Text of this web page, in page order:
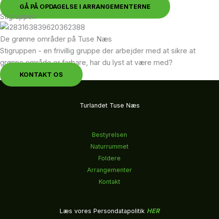
GÅ PÅ OPDAGELSE I ARRANGEMENTERNE
Stigruppen
De grønne områder på Tuse Næs
Stigruppen - en frivillig gruppe der arbejder med at sikre at
grønne område er farbare, har du lyst at være med?
KONTAKT OS
Turlandet Tuse Næs
Bestyrelsen
Naturrummet
Foldere
Arrangementer
Kontakt
Læs vores Persondatapolitik HER